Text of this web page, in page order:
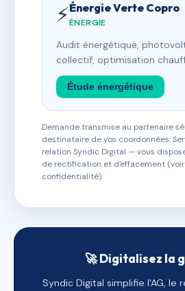
⚡Énergie Verte Copro
ÉNERGIE
Audit énergétique,
collectif, optimisation
Étude énergétique
Demande transmise au partenaire
destinataire de vos coordonnées.
relation Syndic Digital — vous
de rectification et d'effacement
confidentialité).
🚀 Digitalisez la
Syndic Digital simplifie l'AG, le